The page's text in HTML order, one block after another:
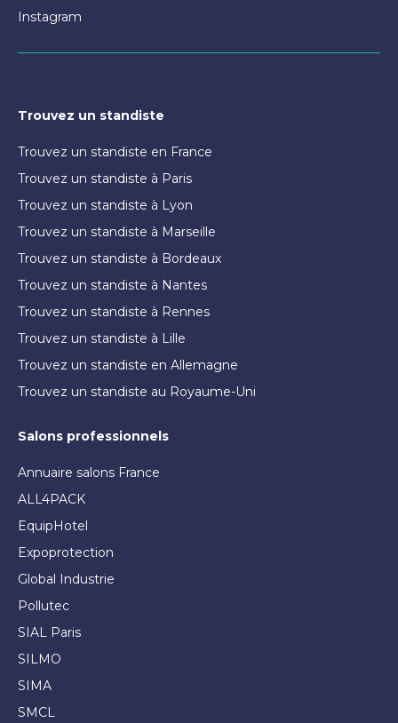
Instagram
Trouvez un standiste
Trouvez un standiste en France
Trouvez un standiste à Paris
Trouvez un standiste à Lyon
Trouvez un standiste à Marseille
Trouvez un standiste à Bordeaux
Trouvez un standiste à Nantes
Trouvez un standiste à Rennes
Trouvez un standiste à Lille
Trouvez un standiste en Allemagne
Trouvez un standiste au Royaume-Uni
Salons professionnels
Annuaire salons France
ALL4PACK
EquipHotel
Expoprotection
Global Industrie
Pollutec
SIAL Paris
SILMO
SIMA
SMCL